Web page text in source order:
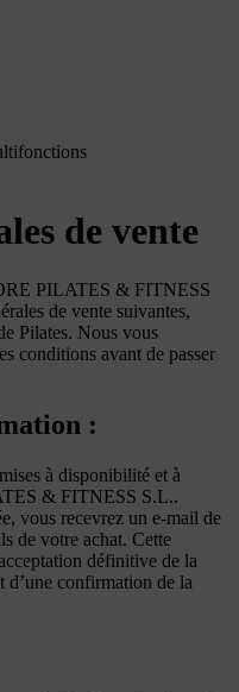
de vente
PILATES & FITNESS
de vente suivantes,
Pilates. Nous vous
conditions avant de passer
:
à disponibilité et à
& FITNESS S.L..
vous recevrez un e-mail de
de votre achat. Cette
définitive de la
d’une confirmation de la